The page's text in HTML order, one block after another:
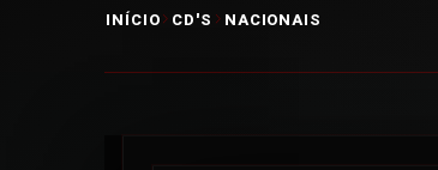
INÍCIO CD'S NACIONAIS